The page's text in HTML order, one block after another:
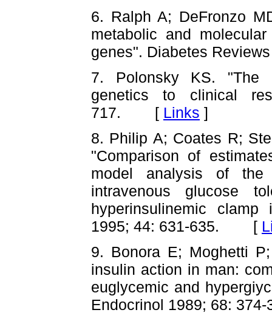
6. Ralph A; DeFronzo
metabolic and
genes". Diabetes
7. Polonsky KS. "The
genetics to clinical
717. [ Links ]
8. Philip A; Coates R;
"Comparison of
model analysis of the
intravenous glucose
hyperinsulinemic
1995; 44: 631-635. [
9. Bonora E; Moghetti
insulin action in man:
euglycemic and
Endocrinol 1989; 68: